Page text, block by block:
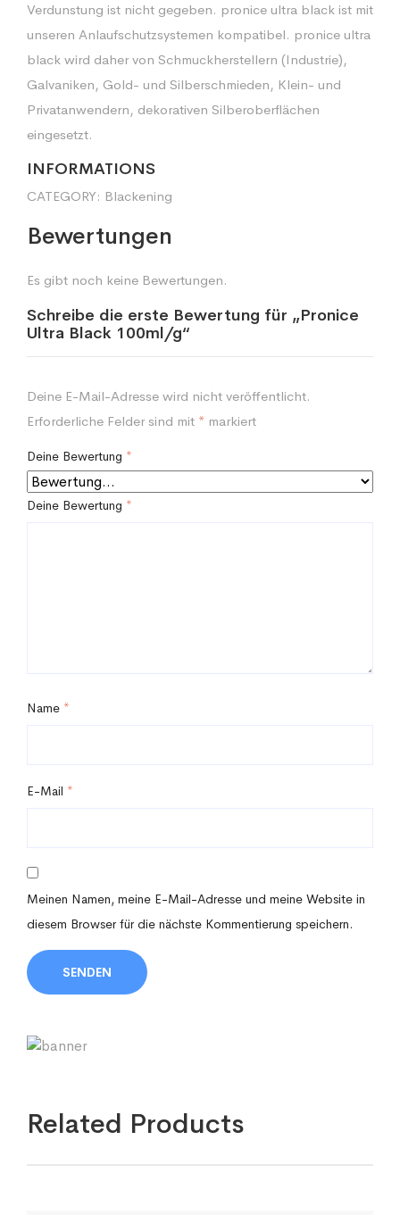
Verdunstung ist nicht gegeben. pronice ultra black ist mit
unseren Anlaufschutzsystemen kompatibel. pronice ultra
black wird daher von Schmuckherstellern (Industrie),
Galvaniken, Gold- und Silberschmieden, Klein- und
Privatanwendern, dekorativen Silberoberflächen
eingesetzt.
INFORMATIONS
CATEGORY: Blackening
Bewertungen
Es gibt noch keine Bewertungen.
Schreibe die erste Bewertung für „Pronice
Ultra Black 100ml/g“
Deine E-Mail-Adresse wird nicht veröffentlicht.
Erforderliche Felder sind mit * markiert
Deine Bewertung *
Deine Bewertung *
Name *
E-Mail *
Meinen Namen, meine E-Mail-Adresse und meine Website in
diesem Browser für die nächste Kommentierung speichern.
Related Products